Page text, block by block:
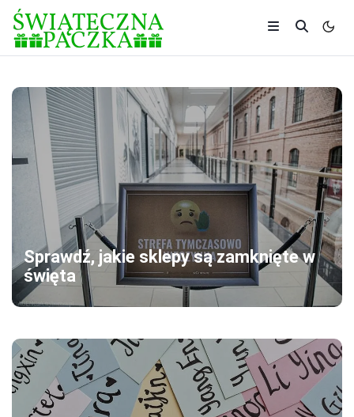
Sprawdź, jakie sklepy są zamknięte w
święta